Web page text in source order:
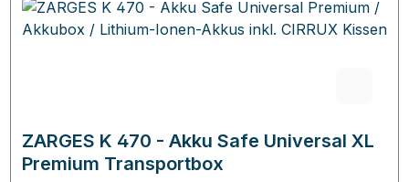
ZARGES K 470 - Akku Safe Universal XL
Premium Transportbox